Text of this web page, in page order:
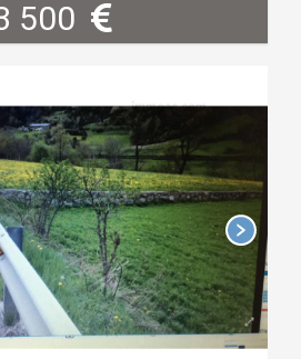
500